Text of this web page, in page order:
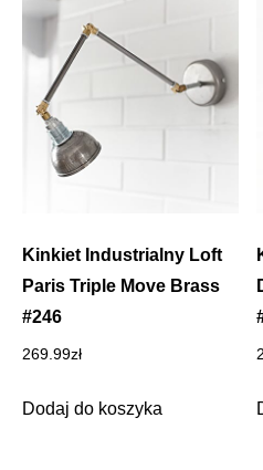
Kinkiet Industrialny Loft
Paris Triple Move Brass
#246
269.99zł
Dodaj do koszyka